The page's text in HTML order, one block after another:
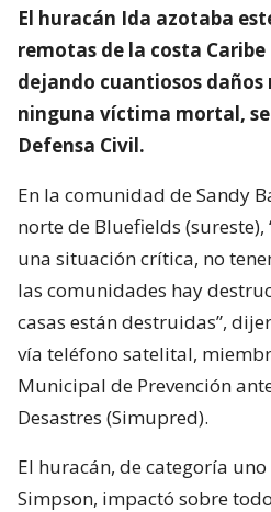
El huracán Ida azotaba
remotas de la costa
dejando cuantiosos daños
ninguna víctima mortal,
Defensa Civil.
En la comunidad de Sandy
norte de Bluefields
una situación crítica, no
las comunidades hay
casas están destruidas”,
vía teléfono satelital,
Municipal de Prevención
Desastres (Simupred).
El huracán, de categoría
Simpson, impactó sobre